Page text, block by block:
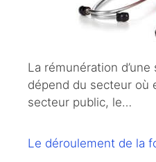
La rémunération
dépend du secteur où
secteur public, le…
Le déroulement de la